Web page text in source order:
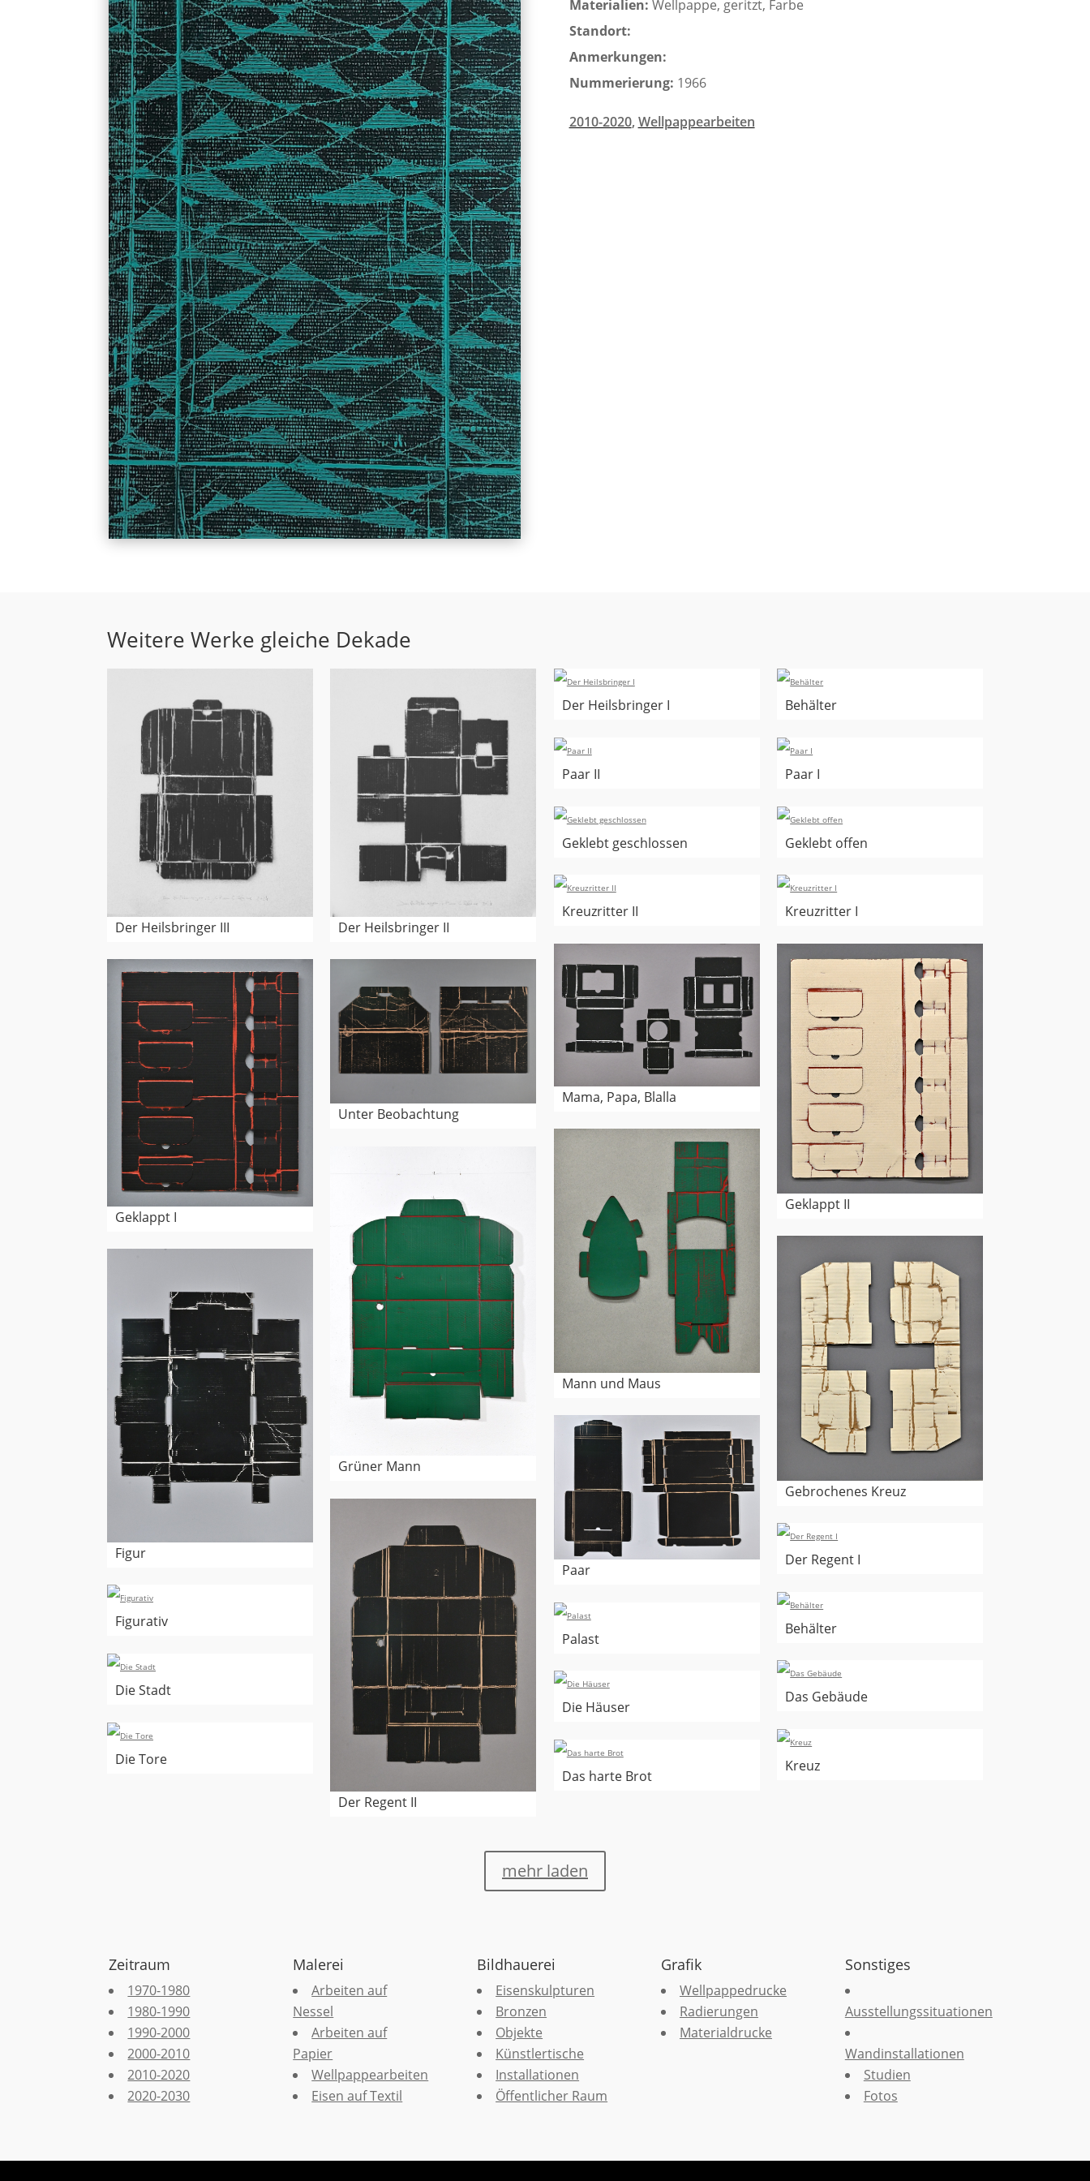
Materialien: Wellpappe, geritzt, Farbe
Standort:
Anmerkungen:
Nummerierung: 1966
2010-2020, Wellpappearbeiten
Weitere Werke gleiche Dekade
Der Heilsbringer III Der Heilsbringer II
Der Heilsbringer I Behälter
Paar II Paar I
Geklebt geschlossen Geklebt offen
Kreuzritter II Kreuzritter I
Mama, Papa, Blalla
Geklappt II
Geklappt I
Unter Beobachtung
Mann und Maus
Grüner Mann
Gebrochenes Kreuz
Figur
Paar
Der Regent II
Der Regent I
Figurativ Behälter
Palast
Die Stadt Das Gebäude
Die Häuser
Die Tore Kreuz
Das harte Brot
mehr laden
Zeitraum
1970-1980
1980-1990
1990-2000
2000-2010
2010-2020
2020-2030
Malerei
Arbeiten auf
Nessel
Arbeiten auf
Papier
Wellpappearbeiten
Eisen auf Textil
Bildhauerei
Eisenskulpturen
Bronzen
Objekte
Künstlertische
Installationen
Öffentlicher Raum
Grafik
Wellpappedrucke
Radierungen
Materialdrucke
Sonstiges
Ausstellungssituationen
Wandinstallationen
Studien
Fotos